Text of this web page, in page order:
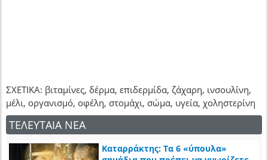
ΣΧΕΤΙΚΑ: βιταμίνες, δέρμα, επιδερμίδα, ζάχαρη, ινσουλίνη,
μέλι, οργανισμό, οφέλη, στομάχι, σώμα, υγεία, χοληστερίνη
ΤΕΛΕΥΤΑΙΑ ΝΕΑ
Καταρράκτης: Τα 6 «ύπουλα»